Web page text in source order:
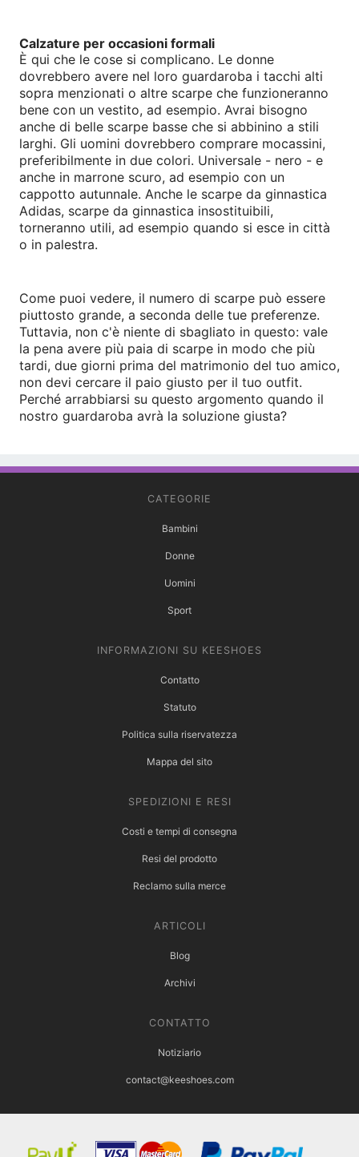
Calzature per occasioni formali
È qui che le cose si complicano. Le donne
dovrebbero avere nel loro guardaroba i tacchi alti
sopra menzionati o altre scarpe che funzioneranno
bene con un vestito, ad esempio. Avrai bisogno
anche di belle scarpe basse che si abbinino a stili
larghi. Gli uomini dovrebbero comprare mocassini,
preferibilmente in due colori. Universale - nero - e
anche in marrone scuro, ad esempio con un
cappotto autunnale. Anche le scarpe da ginnastica
Adidas, scarpe da ginnastica insostituibili,
torneranno utili, ad esempio quando si esce in città
o in palestra.
Come puoi vedere, il numero di scarpe può essere
piuttosto grande, a seconda delle tue preferenze.
Tuttavia, non c'è niente di sbagliato in questo: vale
la pena avere più paia di scarpe in modo che più
tardi, due giorni prima del matrimonio del tuo amico,
non devi cercare il paio giusto per il tuo outfit.
Perché arrabbiarsi su questo argomento quando il
nostro guardaroba avrà la soluzione giusta?
CATEGORIE
Bambini
Donne
Uomini
Sport
INFORMAZIONI SU KEESHOES
Contatto
Statuto
Politica sulla riservatezza
Mappa del sito
SPEDIZIONI E RESI
Costi e tempi di consegna
Resi del prodotto
Reclamo sulla merce
ARTICOLI
Blog
Archivi
CONTATTO
Notiziario
contact@keeshoes.com